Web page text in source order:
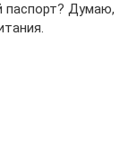
паспорт? Думаю,